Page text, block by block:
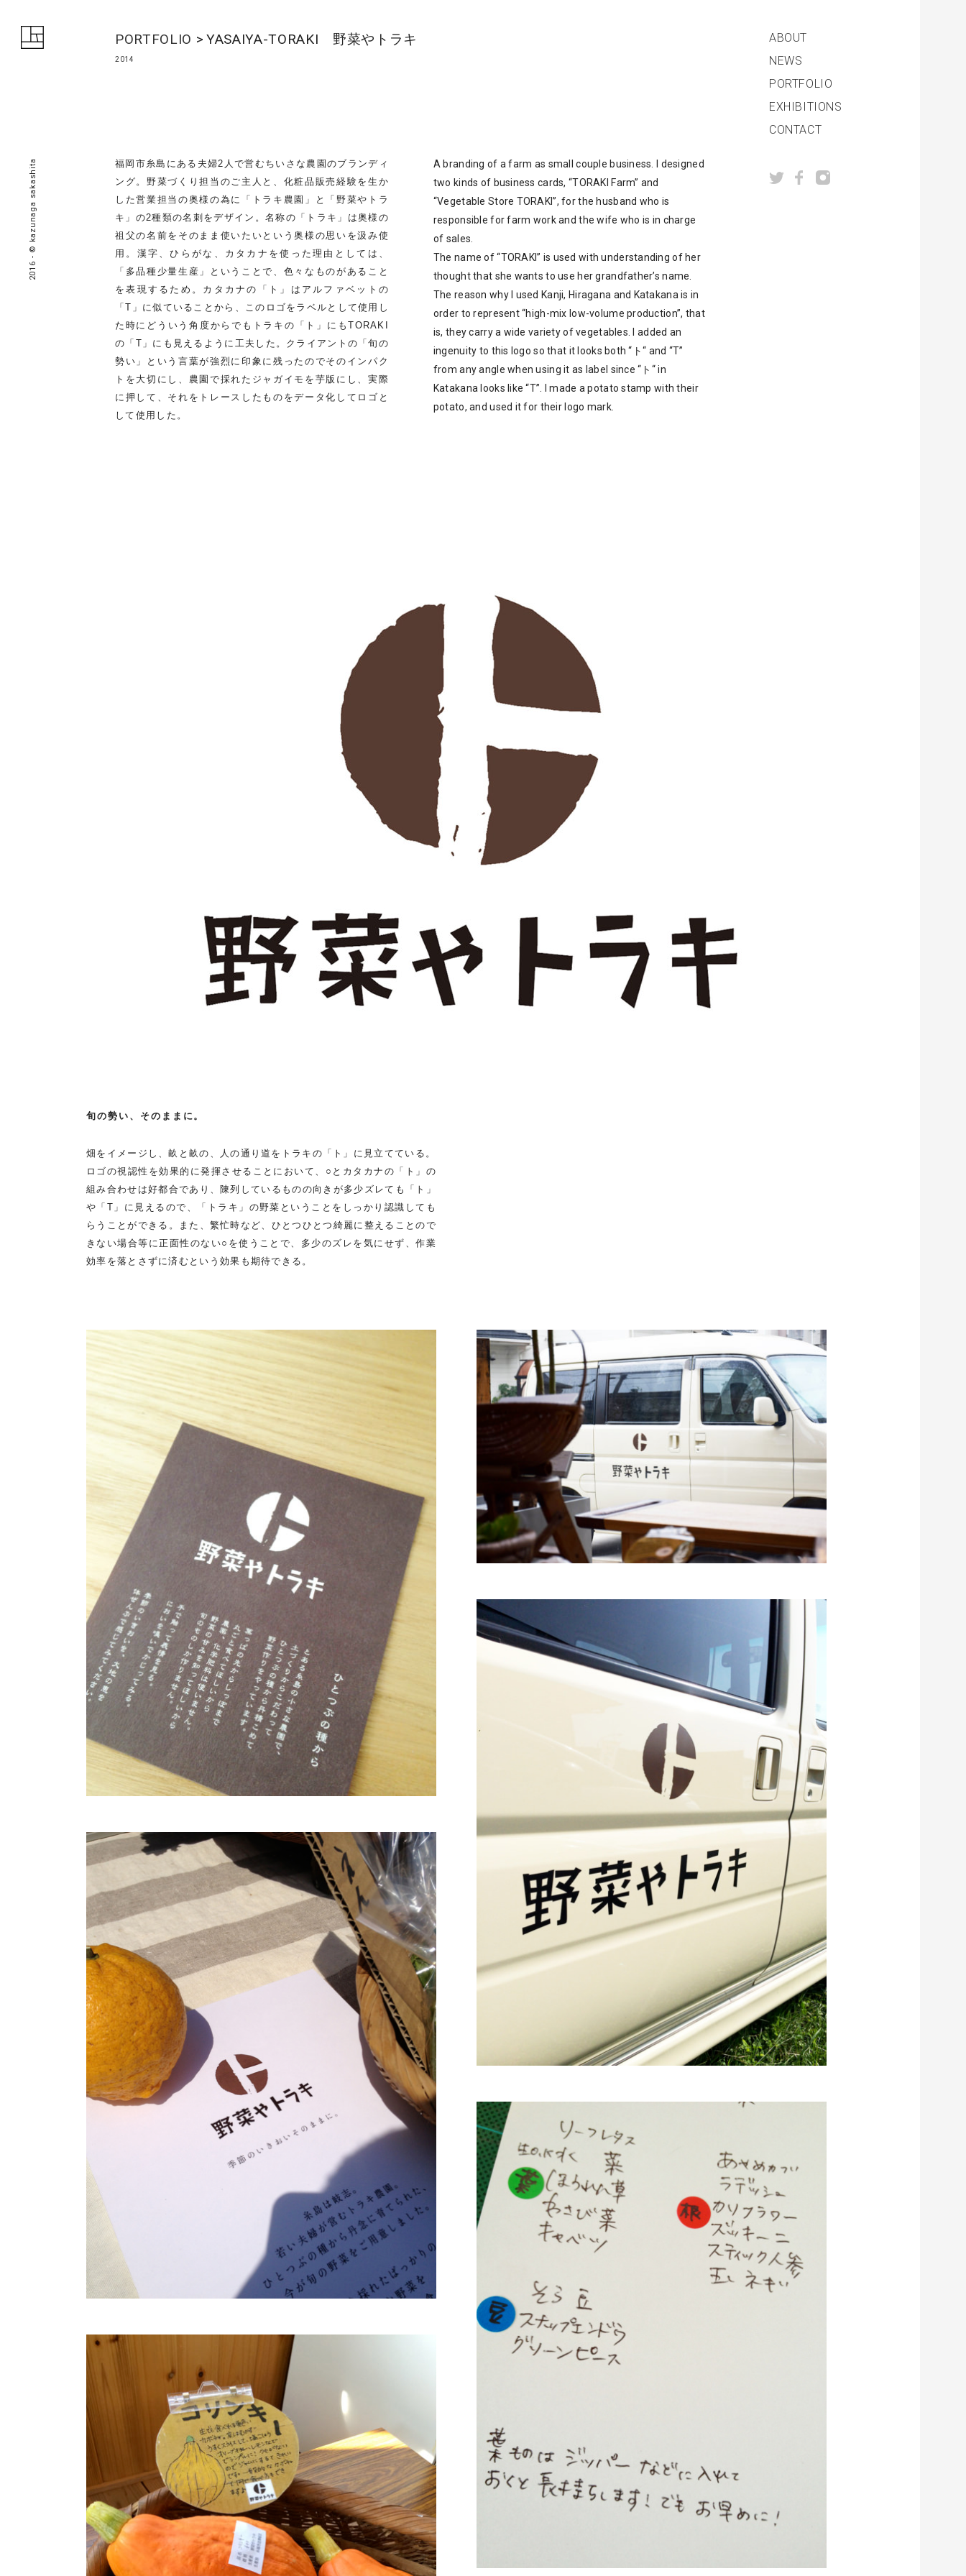
2016 - © kazunaga sakashita
ABOUT
NEWS
PORTFOLIO
EXHIBITIONS
CONTACT
PORTFOLIO YASAIYA-TORAKI 野菜やトラキ
2014
福岡市糸島にある夫婦2人で営むちいさな農園のブランディ
ング。野菜づくり担当のご主人と、化粧品販売経験を生か
した営業担当の奥様の為に「トラキ農園」と「野菜やトラ
キ」の2種類の名刺をデザイン。名称の「トラキ」は奥様の
祖父の名前をそのまま使いたいという奥様の思いを汲み使
用。漢字、ひらがな、カタカナを使った理由としては、
「多品種少量生産」ということで、色々なものがあること
を表現するため。カタカナの「ト」はアルファベットの
「T」に似ていることから、このロゴをラベルとして使用し
た時にどういう角度からでもトラキの「ト」にもTORAKI
の「T」にも見えるように工夫した。クライアントの「旬の
勢い」という言葉が強烈に印象に残ったのでそのインパク
トを大切にし、農園で採れたジャガイモを芋版にし、実際
に押して、それをトレースしたものをデータ化してロゴと
して使用した。
A branding of a farm as small couple business. I designed
two kinds of business cards, “TORAKI Farm” and
“Vegetable Store TORAKI”, for the husband who is
responsible for farm work and the wife who is in charge
of sales.
The name of “TORAKI” is used with understanding of her
thought that she wants to use her grandfather’s name.
The reason why I used Kanji, Hiragana and Katakana is in
order to represent “high-mix low-volume production”, that
is, they carry a wide variety of vegetables. I added an
ingenuity to this logo so that it looks both “ト“ and “T”
from any angle when using it as label since “ト“ in
Katakana looks like “T”. I made a potato stamp with their
potato, and used it for their logo mark.
旬の勢い、そのままに。
畑をイメージし、畝と畝の、人の通り道をトラキの「ト」に見立てている。
ロゴの視認性を効果的に発揮させることにおいて、○とカタカナの「ト」の
組み合わせは好都合であり、陳列しているものの向きが多少ズレても「ト」
や「T」に見えるので、「トラキ」の野菜ということをしっかり認識しても
らうことができる。また、繁忙時など、ひとつひとつ綺麗に整えることので
きない場合等に正面性のない○を使うことで、多少のズレを気にせず、作業
効率を落とさずに済むという効果も期待できる。